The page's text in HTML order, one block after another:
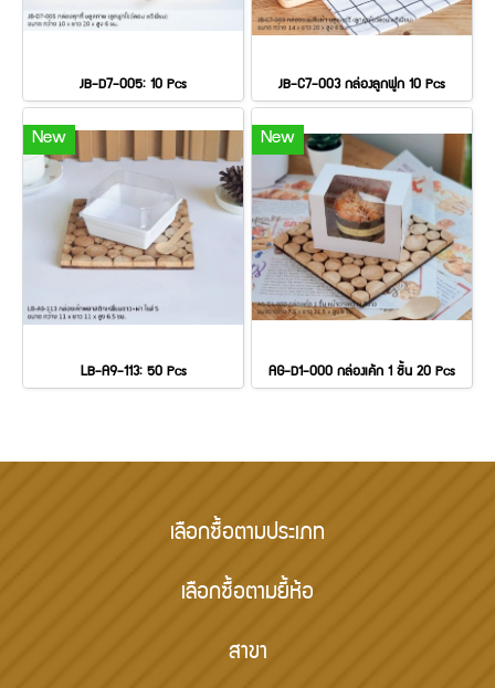
JB-D7-005: 10 Pcs JB-C7-003 กล่องลูกฟูก 10 Pcs
New
LB-A9-113: 50 Pcs
New
AG-D1-000 กล่องเค้ก 1 ชิ้น 20 Pcs
เลือกซื้อตามประเภท
เลือกซื้อตามยี้ห้อ
สาขา